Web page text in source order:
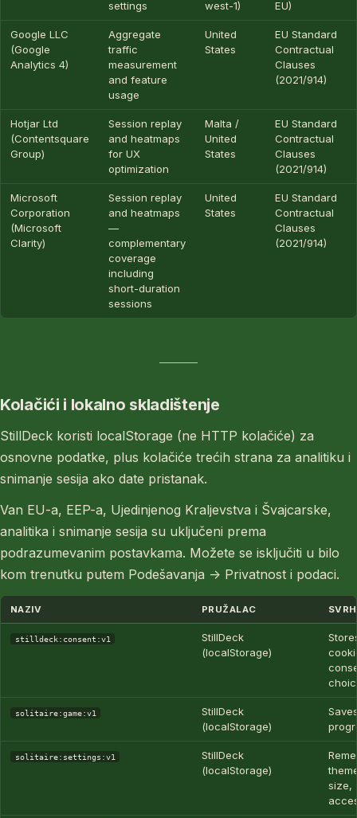
settings west-1) EU)
Google LLC
(Google
Analytics 4)
Aggregate
traffic
measurement
and feature
usage
United
States
EU Standard
Contractual
Clauses
(2021/914)
Hotjar Ltd
(Contentsquare
Group)
Session replay
and heatmaps
for UX
optimization
Malta /
United
States
EU Standard
Contractual
Clauses
(2021/914)
Microsoft
Corporation
(Microsoft
Clarity)
Session replay
and heatmaps
—
complementary
coverage
including
short-duration
sessions
United
States
EU Standard
Contractual
Clauses
(2021/914)
Kolačići i lokalno skladištenje
StillDeck koristi localStorage (ne HTTP kolačiće) za
osnovne podatke, plus kolačiće trećih strana za analitiku i
snimanje sesija ako date pristanak.
Van EU-a, EEP-a, Ujedinjenog Kraljevstva i Švajcarske,
analitika i snimanje sesija su uključeni prema
podrazumevanim postavkama. Možete se isključiti u bilo
kom trenutku putem Podešavanja → Privatnost i podaci.
NAZIV PRUŽALAC
stilldeck:consent:v1
StillDeck
(localStorage)
solitaire:game:v1
StillDeck
(localStorage)
solitaire:settings:v1
StillDeck
(localStorage)
size,